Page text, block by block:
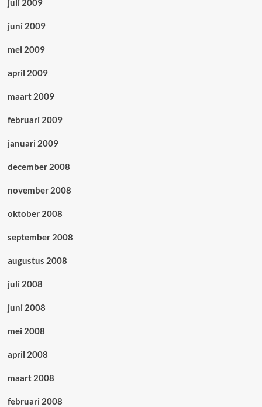
juli 2009
juni 2009
mei 2009
april 2009
maart 2009
februari 2009
januari 2009
december 2008
november 2008
oktober 2008
september 2008
augustus 2008
juli 2008
juni 2008
mei 2008
april 2008
maart 2008
februari 2008